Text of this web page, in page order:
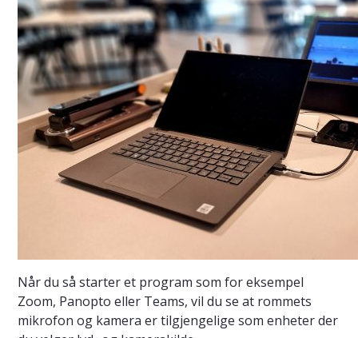
Når du så starter et program som for eksempel
Zoom, Panopto eller Teams, vil du se at rommets
mikrofon og kamera er tilgjengelige som enheter der